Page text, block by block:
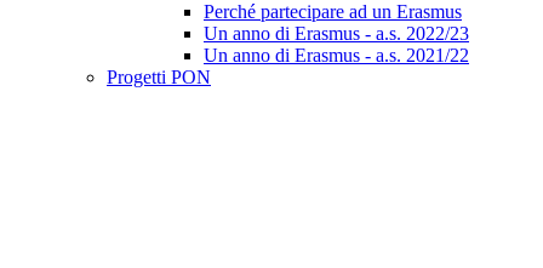
Perché partecipare ad un Erasmus
Un anno di Erasmus - a.s. 2022/23
Un anno di Erasmus - a.s. 2021/22
Progetti PON